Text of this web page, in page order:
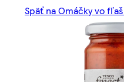
Späť na Omáčky vo